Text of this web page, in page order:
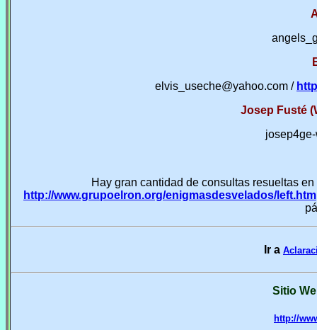
elvis_useche@yahoo.com /
Josep Fusté
Hay gran cantidad de consultas resueltas
http://www.grupoelron.org/enigmasdesvelados/left.htm
Ir a
Sitio
http://